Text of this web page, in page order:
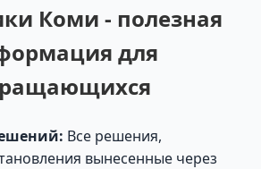
Коми - полезная
для
Все решения,
вынесенные через